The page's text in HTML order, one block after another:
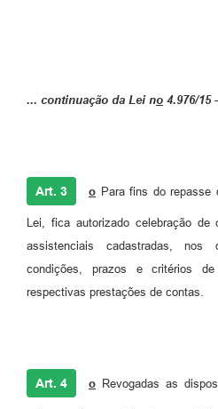
... continuação da Lei no 4.976/15
Art. 3 o Para fins do repasse
Lei, fica autorizado celebração de
assistenciais cadastradas,
condições, prazos e critérios
respectivas prestações de contas.
Art. 4 o Revogadas as